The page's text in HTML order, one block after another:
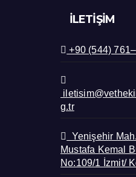
İLETIŞIM
+90 (544)
g.tr
Yenişehir
Mustafa Kemal
No:109/1 İzmit/